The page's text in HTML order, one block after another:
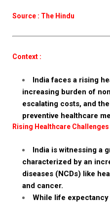
Source : The Hindu
Context :
India faces a rising
increasing burden of
escalating costs, and
preventive healthcare
Rising Healthcare
India is witnessing a
characterized by an
diseases (NCDs) like
and cancer.
While life expectancy